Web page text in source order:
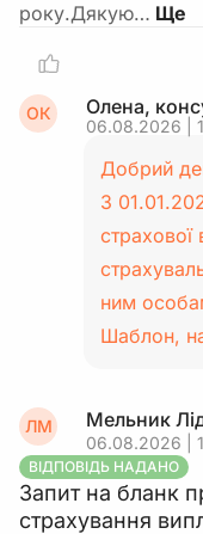
року.Дякую…
ОК Олена,
06.08.2026 |
Добрий
З
страхової
ним
Шаблон,
ЛМ Мельник
06.08.2026 |
ВІДПОВІДЬ НАДАНО
Запит на бланк
страхування